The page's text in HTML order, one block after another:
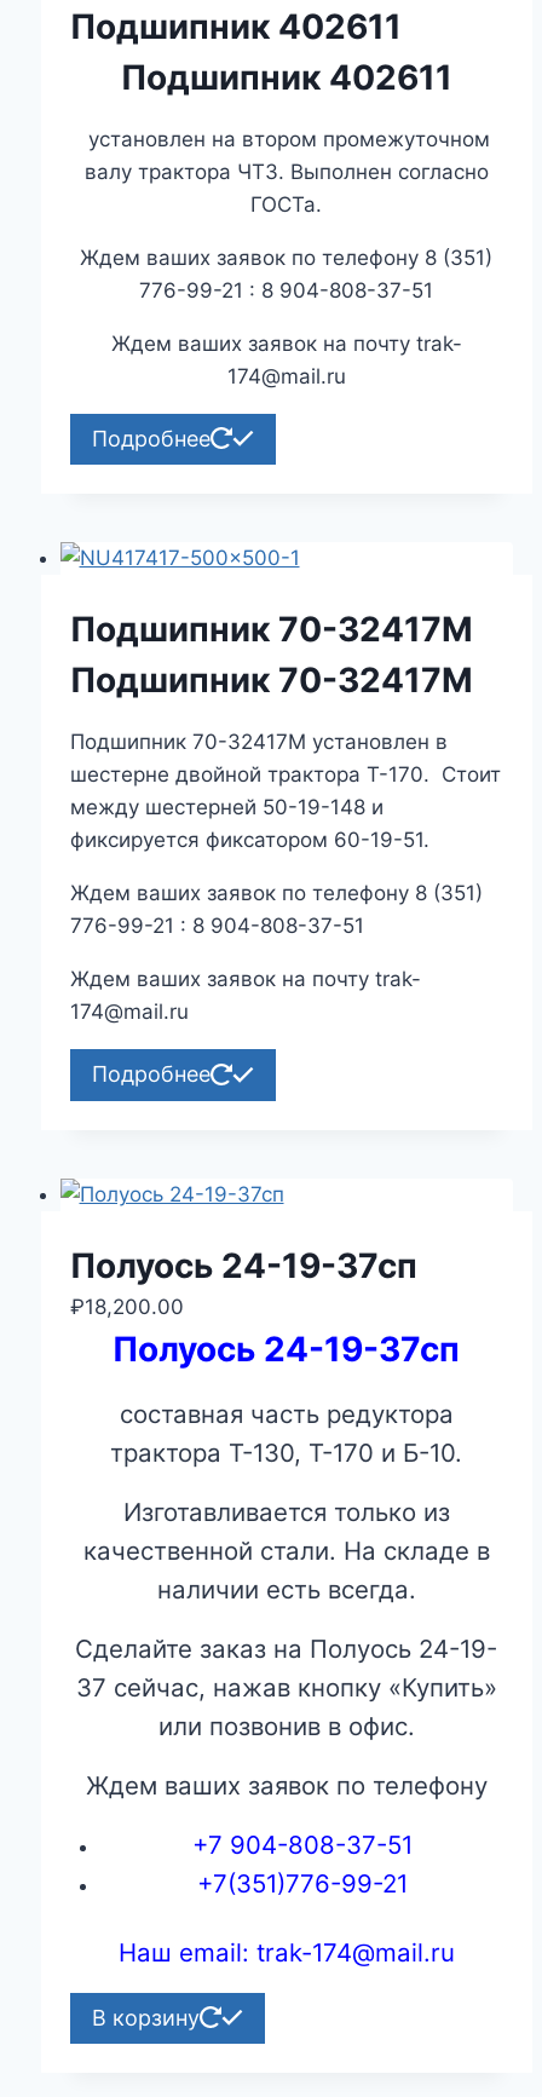
Подшипник 402611
Подшипник 402611
установлен на втором промежуточном
валу трактора ЧТЗ. Выполнен согласно
ГОСТа.
Ждем ваших заявок по телефону 8 (351)
776-99-21 : 8 904-808-37-51
Ждем ваших заявок на почту trak-
174@mail.ru
Подробнее
Подшипник 70-32417М
Подшипник 70-32417М
Подшипник 70-32417М установлен в
шестерне двойной трактора Т-170. Стоит
между шестерней 50-19-148 и
фиксируется фиксатором 60-19-51.
Ждем ваших заявок по телефону 8 (351)
776-99-21 : 8 904-808-37-51
Ждем ваших заявок на почту trak-
174@mail.ru
Подробнее
Полуось 24-19-37сп
₽18,200.00
Полуось 24-19-37сп
составная часть редуктора
трактора Т-130, Т-170 и Б-10.
Изготавливается только из
качественной стали. На складе в
наличии есть всегда.
Сделайте заказ на Полуось 24-19-
37 сейчас, нажав кнопку «Купить»
или позвонив в офис.
Ждем ваших заявок по телефону
+7 904-808-37-51
+7(351)776-99-21
Наш email: trak-174@mail.ru
В корзину